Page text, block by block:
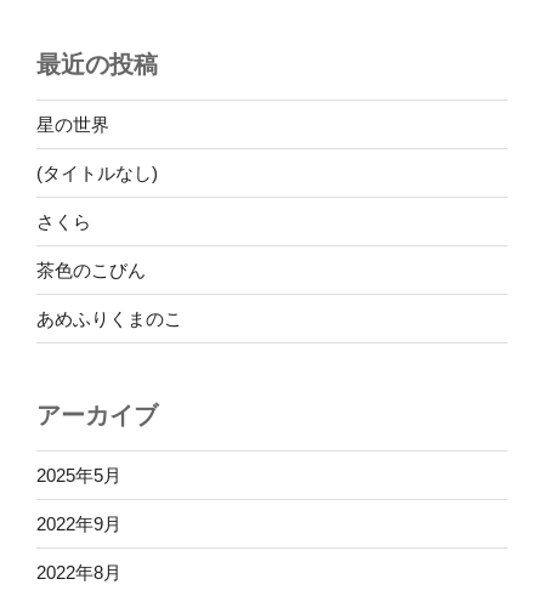
最近の投稿
星の世界
(タイトルなし)
さくら
茶色のこびん
あめふりくまのこ
アーカイブ
2025年5月
2022年9月
2022年8月